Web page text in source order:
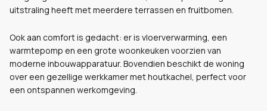
uitstraling heeft met meerdere terrassen en fruitbomen.
Ook aan comfort is gedacht: er is vloerverwarming, een
warmtepomp en een grote woonkeuken voorzien van
moderne inbouwapparatuur. Bovendien beschikt de woning
over een gezellige werkkamer met houtkachel, perfect voor
een ontspannen werkomgeving.